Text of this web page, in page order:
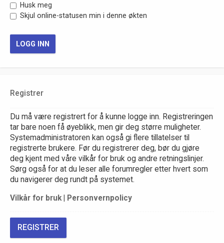
Husk meg
Skjul online-statusen min i denne økten
Registrer
Du må være registrert for å kunne logge inn. Registreringen
tar bare noen få øyeblikk, men gir deg større muligheter.
Systemadministratoren kan også gi flere tillatelser til
registrerte brukere. Før du registrerer deg, bør du gjøre
deg kjent med våre vilkår for bruk og andre retningslinjer.
Sørg også for at du leser alle forumregler etter hvert som
du navigerer deg rundt på systemet.
Vilkår for bruk| Personvernpolicy
REGISTRER